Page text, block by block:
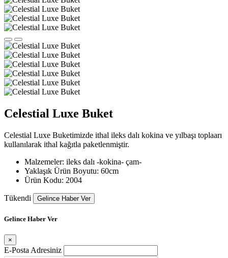
Celestial Luxe Buket
Celestial Luxe Buketimizde ithal ileks dalı kokina ve yılbaşı toplaarı
kullanılarak ithal kağıtla paketlenmiştir.
Malzemeler: ileks dalı -kokina- çam-
Yaklaşık Ürün Boyutu: 60cm
Ürün Kodu: 2004
Tükendi Gelince Haber Ver
Gelince Haber Ver
×
E-Posta Adresiniz